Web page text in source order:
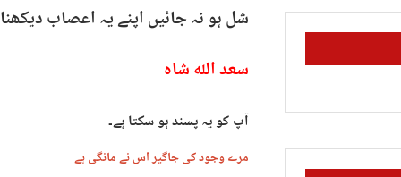
شل ہو نہ جائیں اپنے یہ اعصاب دیکھنا
سعد اللہ شاہ
آپ کو یہ پسند ہو سکتا ہے۔
مرے وجود کی جاگیر اس نے مانگی ہے